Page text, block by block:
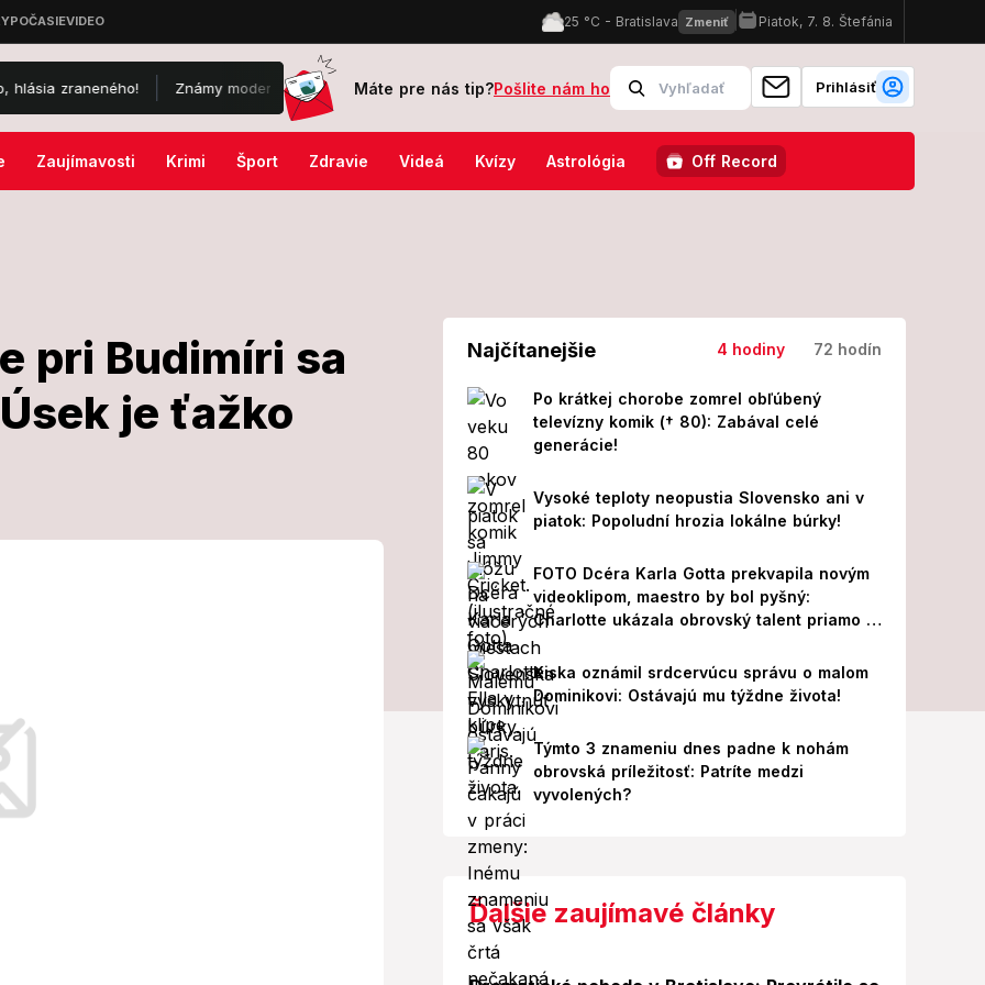
Známy moderátor vytiahol drsné porovnanie so zahraničím: Ach, škoda! Slovensko a Singapur majú spoločné len jedno
Máte pre nás tip?Pošlite nám ho Prihlásiť
Zaujímavosti Krimi Šport Zdravie Videá Kvízy Astrológia Off Record
pri Budimíri sa
je ťažko
ceste pri
viacero
prejazdný!
Najčítanejšie 4 hodiny 72 hodín
Po krátkej chorobe zomrel obľúbený
televízny komik († 80): Zabával celé
generácie!
Vysoké teploty neopustia Slovensko ani v
piatok: Popoludní hrozia lokálne búrky!
FOTO Dcéra Karla Gotta prekvapila novým
videoklipom, maestro by bol pyšný:
Charlotte ukázala obrovský talent priamo v
Paríži!
Kiska oznámil srdcervúcu správu o malom
Dominikovi: Ostávajú mu týždne života!
Týmto 3 znameniu dnes padne k nohám
obrovská príležitosť: Patríte medzi
vyvolených?
Ďalšie zaujímavé články